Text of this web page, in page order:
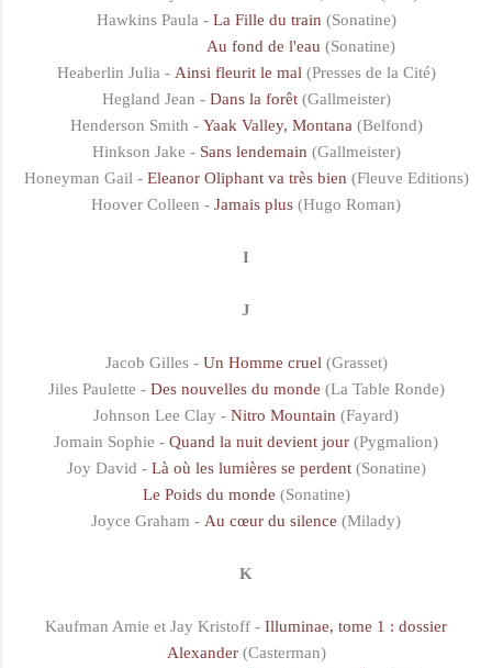
Hawkins Paula - La Fille du train (Sonatine)
Au fond de l'eau (Sonatine)
Heaberlin Julia - Ainsi fleurit le mal (Presses de la Cité)
Hegland Jean - Dans la forêt(Gallmeister)
Henderson Smith - Yaak Valley, Montana (Belfond)
Hinkson Jake - Sans lendemain (Gallmeister)
Honeyman Gail - Eleanor Oliphant va très bien (Fleuve Editions)
Hoover Colleen - Jamais plus (Hugo Roman)
I
J
Jacob Gilles - Un Homme cruel (Grasset)
Jiles Paulette - Des nouvelles du monde (La Table Ronde)
Johnson Lee Clay - Nitro Mountain (Fayard)
Jomain Sophie - Quand la nuit devient jour (Pygmalion)
Joy David - Là où les lumières se perdent(Sonatine)
Le Poids du monde (Sonatine)
Joyce Graham - Au cœur du silence (Milady)
K
Kaufman Amie et Jay Kristoff - Illuminae, tome 1 : dossier
Alexander(Casterman)